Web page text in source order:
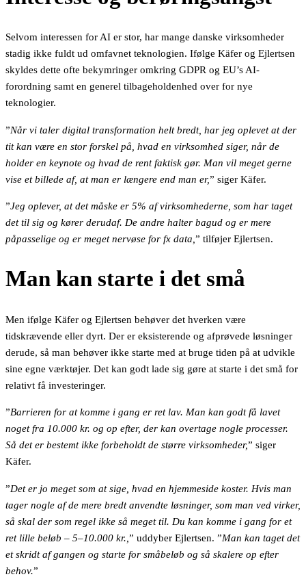
Selvom interessen for AI er stor, har mange danske virksomheder
stadig ikke fuldt ud omfavnet teknologien. Ifølge Käfer og Ejlertsen
skyldes dette ofte bekymringer omkring GDPR og EU’s AI-
forordning samt en generel tilbageholdenhed over for nye
teknologier.
”Når vi taler digital transformation helt bredt, har jeg oplevet at der
tit kan være en stor forskel på, hvad en virksomhed siger, når de
holder en keynote og hvad de rent faktisk gør. Man vil meget gerne
vise et billede af, at man er længere end man er,” siger Käfer.
”Jeg oplever, at det måske er 5% af virksomhederne, som har taget
det til sig og kører derudaf. De andre halter bagud og er mere
påpasselige og er meget nervøse for fx data, ” tilføjer Ejlertsen.
Man kan starte i det små
Men ifølge Käfer og Ejlertsen behøver det hverken være
tidskrævende eller dyrt. Der er eksisterende og afprøvede løsninger
derude, så man behøver ikke starte med at bruge tiden på at udvikle
sine egne værktøjer. Det kan godt lade sig gøre at starte i det små for
relativt få investeringer.
”Barrieren for at komme i gang er ret lav. Man kan godt få lavet
noget fra 10.000 kr. og op efter, der kan overtage nogle processer.
Så det er bestemt ikke forbeholdt de større virksomheder,” siger
Käfer.
”Det er jo meget som at sige, hvad en hjemmeside koster. Hvis man
tager nogle af de mere bredt anvendte løsninger, som man ved virker,
så skal der som regel ikke så meget til. Du kan komme i gang for et
ret lille beløb – 5–10.000 kr., ” uddyber Ejlertsen. ”Man kan taget det
et skridt af gangen og starte for småbeløb og så skalere op efter
behov.”